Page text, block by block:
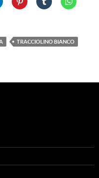
TRACCIOLINO BIANCO